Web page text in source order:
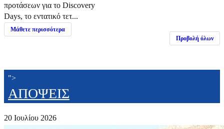
προτάσεων για το Discovery
Days, το εντατικό τετ...
Μάθετε περισσότερα
Προβολή όλων
">
ΑΠΟΨΕΙΣ
20 Ιουλίου 2026